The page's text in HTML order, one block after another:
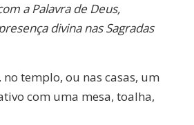
a Palavra de Deus,
divina nas Sagradas
no templo, ou nas casas, um
com uma mesa, toalha,